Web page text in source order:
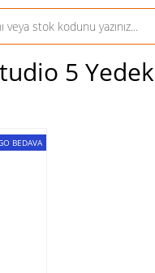
5 Yedek
BEDAVA